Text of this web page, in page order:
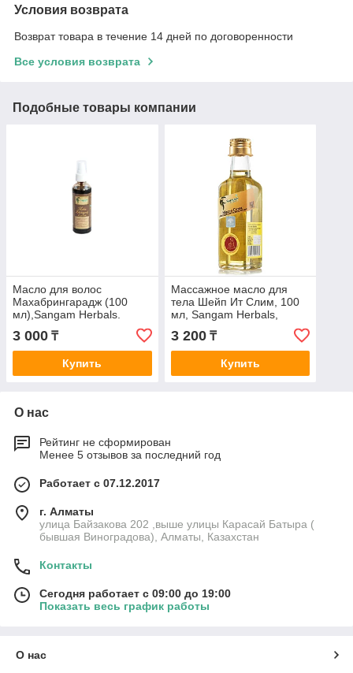
Условия возврата
Возврат товара в течение 14 дней по договоренности
Все условия возврата
Подобные товары компании
Масло для волос
Махабрингарадж (100
мл),Sangam Herbals.
восстанавливает
природную силу,
здоровый блеск
3 000 ₸
Купить
Массажное масло для
тела Шейп Ит Слим, 100
мл, Sangam Herbals,
антицеллюлитное и
липолитическое действие
3 200₸
Купить
О нас
Рейтинг не сформирован
Менее 5 отзывов за последний год
Работает с 07.12.2017
г. Алматы
улица Байзакова 202 ,выше улицы Карасай Батыра (
бывшая Виноградова), Алматы, Казахстан
Контакты
Сегодня работает с 09:00 до 19:00
Показать весь график работы
О нас